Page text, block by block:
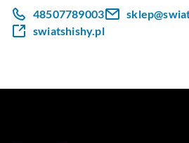
48507789003
swiatshishy.pl